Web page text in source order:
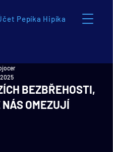
Pepíka Hipíka
BEZBŘEHOSTI,
OMEZUJÍ
2025